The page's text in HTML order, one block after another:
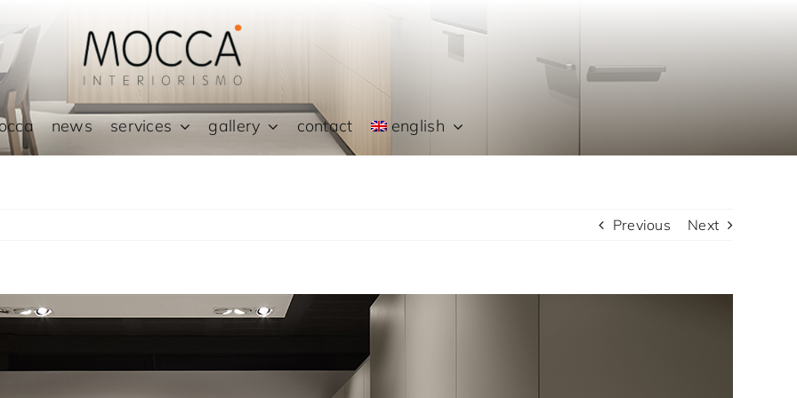
news services gallery contact english
Previous Next